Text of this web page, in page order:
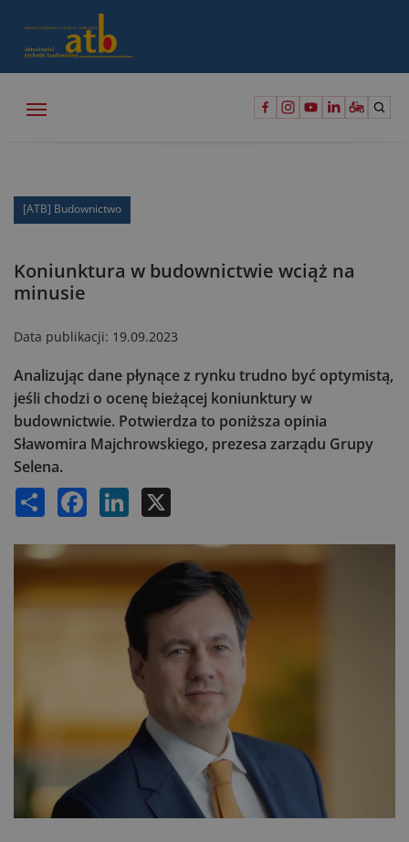
[ATB] Budownictwo
Koniunktura w budownictwie wciąż na
minusie
Data publikacji: 19.09.2023
Analizując dane płynące z rynku trudno być optymistą,
jeśli chodzi o ocenę bieżącej koniunktury w
budownictwie. Potwierdza to poniższa opinia
Sławomira Majchrowskiego, prezesa zarządu Grupy
Selena.
Share Facebook LinkedIn